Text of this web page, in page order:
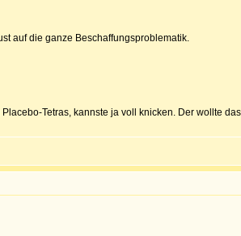
auf die ganze Beschaffungsproblematik.
Tetras, kannste ja voll knicken. Der wollte